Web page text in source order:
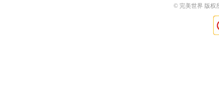
© 完美世界 版权